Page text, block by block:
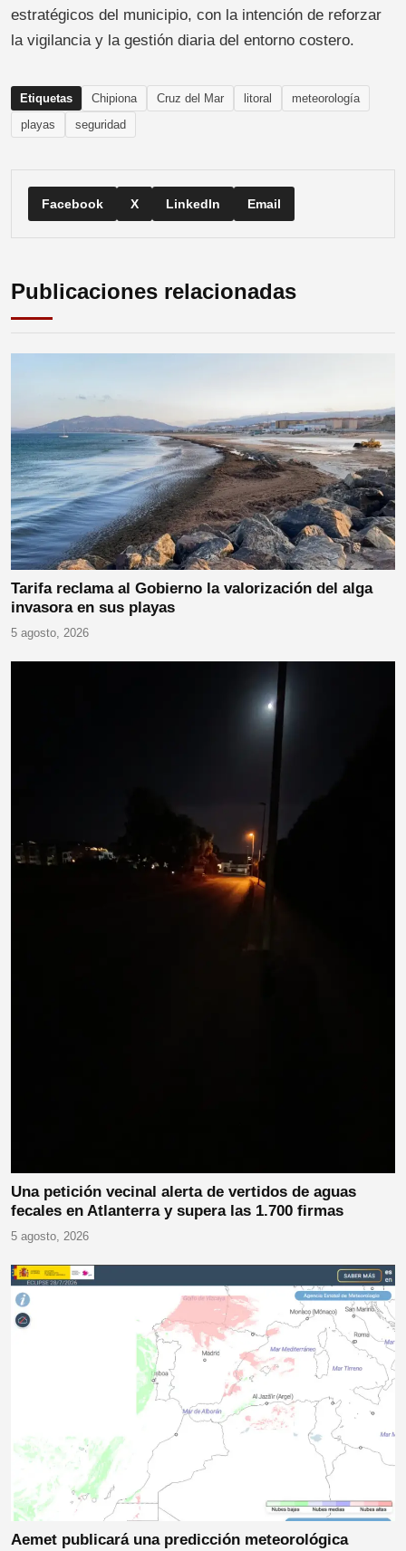
estratégicos del municipio, con la intención de reforzar
la vigilancia y la gestión diaria del entorno costero.
Etiquetas Chipiona Cruz del Mar litoral
meteorología
playas
seguridad
Facebook X LinkedIn Email
Publicaciones relacionadas
Tarifa reclama al Gobierno la valorización del alga
invasora en sus playas
5 agosto, 2026
Una petición vecinal alerta de vertidos de aguas
fecales en Atlanterra y supera las 1.700 firmas
5 agosto, 2026
Aemet publicará una predicción meteorológica